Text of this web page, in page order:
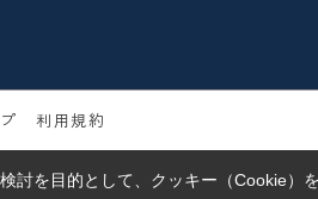
利用規約
討を目的として、クッキー（Cookie）